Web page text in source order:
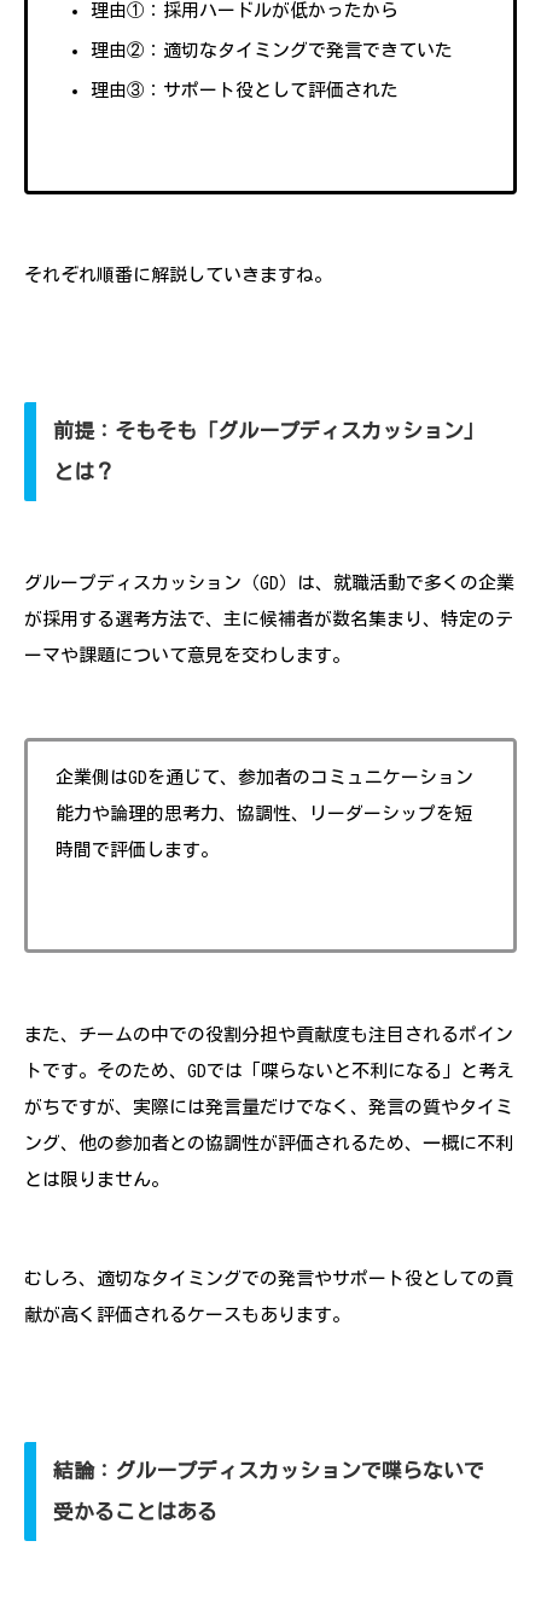
理由①：採用ハードルが低かったから
理由②：適切なタイミングで発言できていた
理由③：サポート役として評価された
それぞれ順番に解説していきますね。
前提：そもそも「グループディスカッション」
とは？
グループディスカッション（GD）は、就職活動で多くの企業
が採用する選考方法で、主に候補者が数名集まり、特定のテ
ーマや課題について意見を交わします。
企業側はGDを通じて、参加者のコミュニケーション
能力や論理的思考力、協調性、リーダーシップを短
時間で評価します。
また、チームの中での役割分担や貢献度も注目されるポイン
トです。そのため、GDでは「喋らないと不利になる」と考え
がちですが、実際には発言量だけでなく、発言の質やタイミ
ング、他の参加者との協調性が評価されるため、一概に不利
とは限りません。
むしろ、適切なタイミングでの発言やサポート役としての貢
献が高く評価されるケースもあります。
結論：グループディスカッションで喋らないで
受かることはある